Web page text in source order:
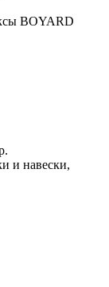
BOYARD
и навески,